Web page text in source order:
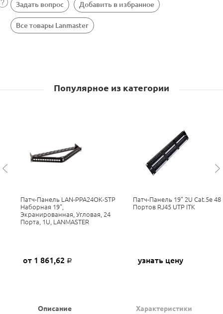
Задать вопрос Добавить в избранное
Все товары Lanmaster
Популярное из категории
Патч-Панель LAN-PPA24OK-STP
Наборная 19",
Экранированная, Угловая, 24
Порта, 1U, LANMASTER
от 1 861,62 Р
Патч-Панель 19" 2U Cat.5e 48
Портов RJ45 UTP ITK
узнать цену
Описание Характеристики